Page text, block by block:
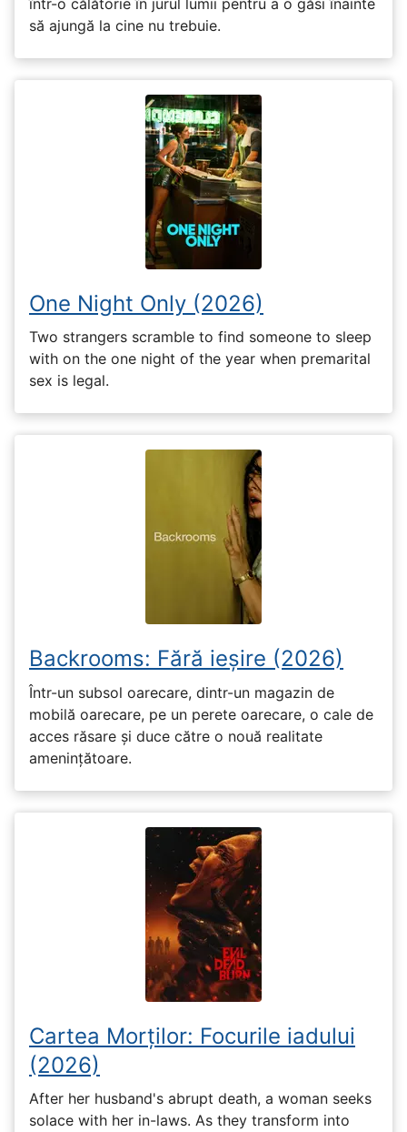
într-o călătorie în jurul lumii pentru a o găsi înainte
să ajungă la cine nu trebuie.
One Night Only (2026)
Two strangers scramble to find someone to sleep
with on the one night of the year when premarital
sex is legal.
Backrooms: Fără ieșire (2026)
Într-un subsol oarecare, dintr-un magazin de
mobilă oarecare, pe un perete oarecare, o cale de
acces răsare și duce către o nouă realitate
amenințătoare.
Cartea Morților: Focurile iadului
(2026)
After her husband's abrupt death, a woman seeks
solace with her in-laws. As they transform into